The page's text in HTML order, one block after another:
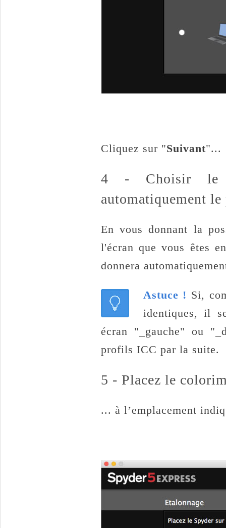
Cliquez sur "Suivant"...
4 - Choisir le
automatiquement
En vous donnant la
l'écran que vous êtes
donnera
Astuce ! Si,
identiques, il
écran "_gauche" ou
profils ICC par la suite.
5 - Placez le
... à l’emplacement